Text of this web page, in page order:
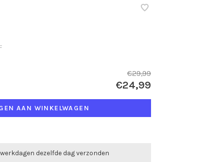
€29,99
€24,99
AAN WINKELWAGEN
dezelfde dag verzonden